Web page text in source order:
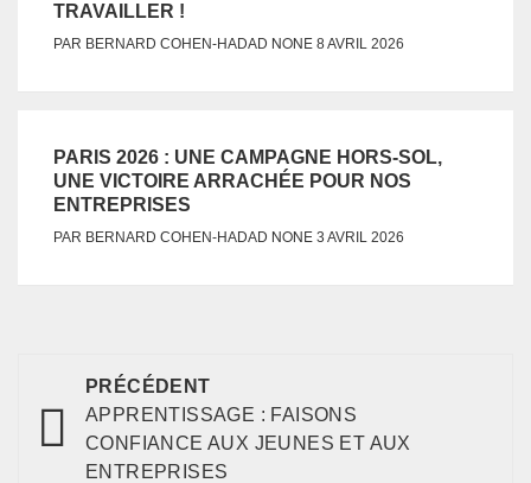
TRAVAILLER !
PAR BERNARD COHEN-HADAD NONE 8 AVRIL 2026
PARIS 2026 : UNE CAMPAGNE HORS-SOL,
UNE VICTOIRE ARRACHÉE POUR NOS
ENTREPRISES
PAR BERNARD COHEN-HADAD NONE 3 AVRIL 2026
PRÉCÉDENT
APPRENTISSAGE : FAISONS
CONFIANCE AUX JEUNES ET AUX
ENTREPRISES